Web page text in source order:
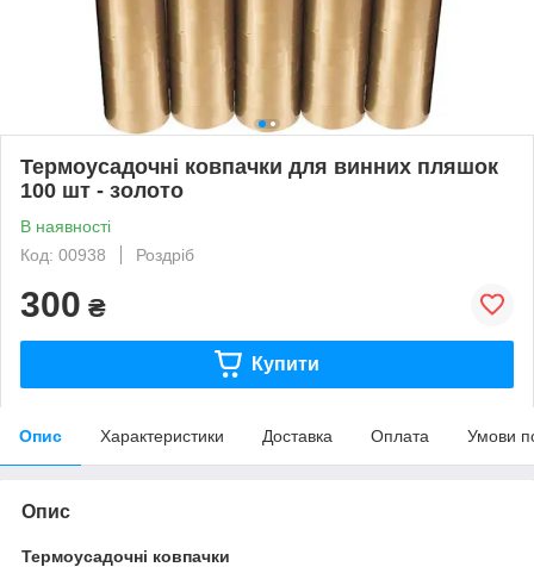
Термоусадочні ковпачки для винних пляшок
100 шт - золото
В наявності
Код: 00938
Роздріб
300 ₴
Купити
Опис Характеристики Доставка Оплата Умови
Опис
Термоусадочні ковпачки